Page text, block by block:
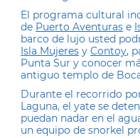
El programa cultural
de Puerto Aventuras e
barco de lujo usted
Isla Mujeres yContoy,
Punta Sur y conocer
antiguo templo de
Durante el recorrido
Laguna, el yate se
puedan nadar en el
un equipo de snorkel